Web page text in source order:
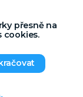
přesně na
cookies.